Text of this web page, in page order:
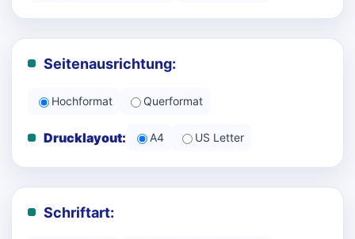
Seitenausrichtung:
Hochformat Querformat
Drucklayout: A4 US Letter
Schriftart: